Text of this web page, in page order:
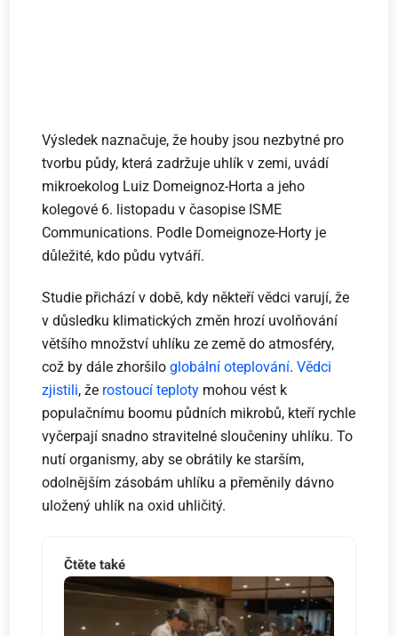
Výsledek naznačuje, že houby jsou nezbytné pro
tvorbu půdy, která zadržuje uhlík v zemi, uvádí
mikroekolog Luiz Domeignoz-Horta a jeho
kolegové 6. listopadu v časopise ISME
Communications. Podle Domeignoze-Horty je
důležité, kdo půdu vytváří.
Studie přichází v době, kdy někteří vědci varují, že
v důsledku klimatických změn hrozí uvolňování
většího množství uhlíku ze země do atmosféry,
což by dále zhoršiloglobální oteplování.Vědci
zjistili, že rostoucí teploty mohou vést k
populačnímu boomu půdních mikrobů, kteří rychle
vyčerpají snadno stravitelné sloučeniny uhlíku. To
nutí organismy, aby se obrátily ke starším,
odolnějším zásobám uhlíku a přeměnily dávno
uložený uhlík na oxid uhličitý.
Čtěte také